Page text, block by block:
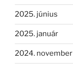
2025. június
2025. január
2024. november